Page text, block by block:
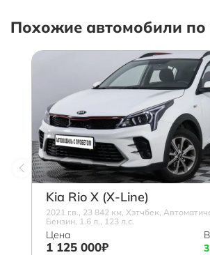
Похожие автомобили по
Kia Rio X (X-Line)
2021 г.в., 23 842 км, Хэтчбек,
Бензин, 1.6 л., 123 л.с.
Цена
1 125 000₽